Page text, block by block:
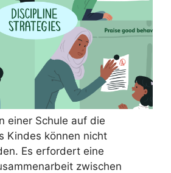
einer Schule auf die
Kindes können nicht
Es erfordert eine
zwischen